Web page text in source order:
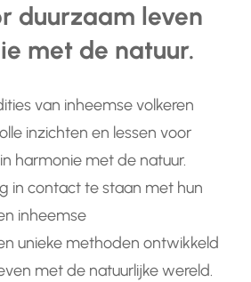
duurzaam leven
met de natuur.
van inheemse volkeren
inzichten en lessen voor
harmonie met de natuur.
in contact te staan met hun
inheemse
unieke methoden ontwikkeld
met de natuurlijke wereld.